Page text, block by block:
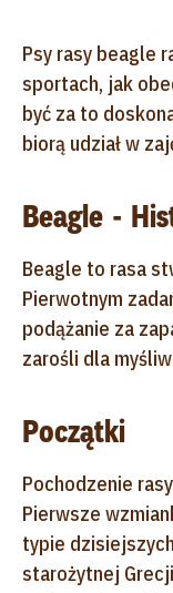
Psy rasy beagle
sportach, jak
być za to
biorą udział w
Beagle -
Beagle to rasa
Pierwotnym
podążanie za
zarośli dla
Początki
Pochodzenie
Pierwsze
typie
starożytnej